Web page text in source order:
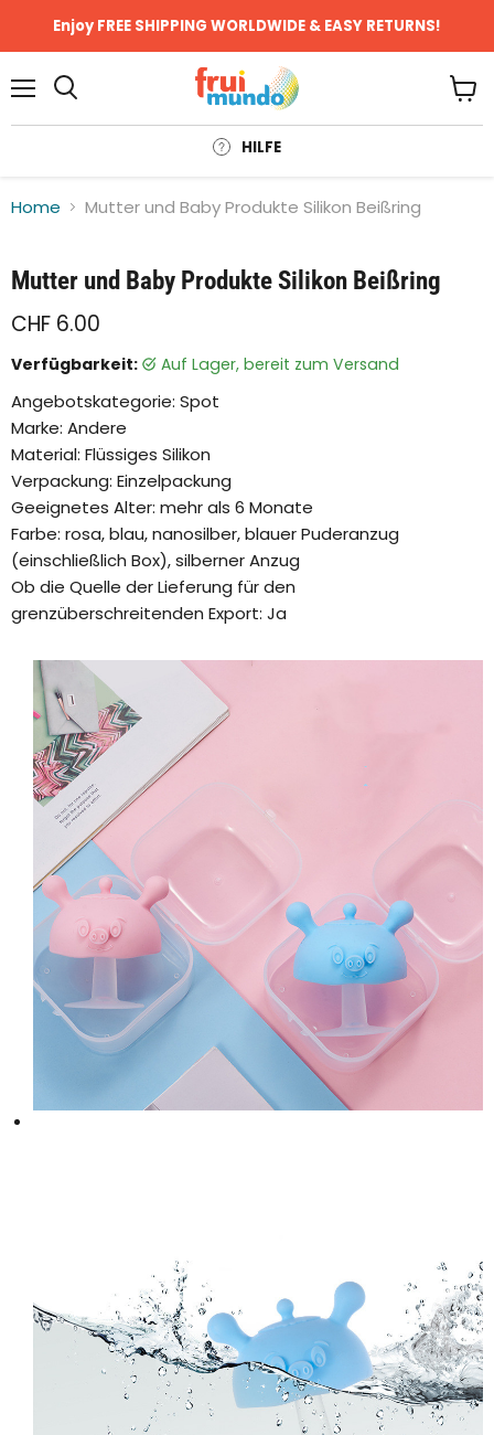
Enjoy FREE SHIPPING WORLDWIDE & EASY RETURNS!
HILFE
Home Mutter und Baby Produkte Silikon Beißring
Klicken oder scrollen, um zu Zoomen
Mutter und Baby Produkte Silikon Beißring
CHF 6.00
Verfügbarkeit: auf Lager, bereit zum Versand
Angebotskategorie: Spot
Marke: Andere
Material: Flüssiges Silikon
Verpackung: Einzelpackung
Geeignetes Alter: mehr als 6 Monate
Farbe: rosa, blau, nanosilber, blauer Puderanzug
(einschließlich Box), silberner Anzug
Ob die Quelle der Lieferung für den
grenzüberschreitenden Export: Ja